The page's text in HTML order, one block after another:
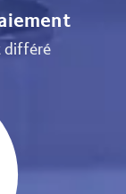
différé